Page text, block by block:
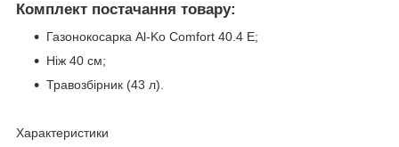
Комплект постачання товару:
Газонокосарка Al-Ko Comfort 40.4 E;
Ніж 40 см;
Травозбірник (43 л).
Характеристики